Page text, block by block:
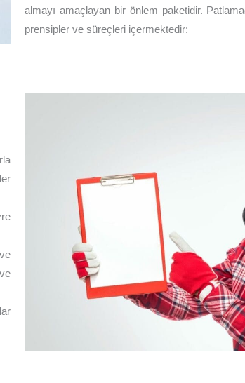
almayı amaçlayan bir önlem paketidir.
prensipler ve süreçleri içermektedir: